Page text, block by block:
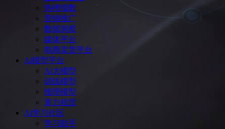
热榜指数
营销推广
数据洞察
媒体平台
电商卖货平台
Ai模型平台
Ai大模型
训练模型
推理模型
算力租赁
Ai学习社区
学习助手